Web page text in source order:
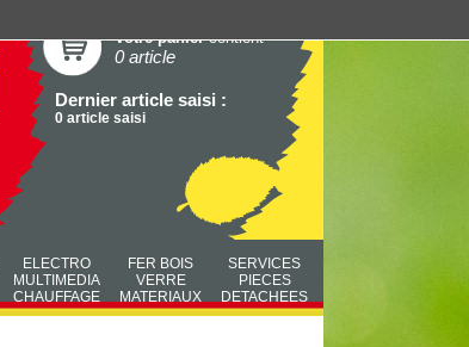
Votre paniercontient
0 article
Dernier article saisi :
0 article saisi
ELECTRO
MULTIMEDIA
CHAUFFAGE
FER BOIS
VERRE
MATERIAUX
SERVICES
PIECES
DETACHEES